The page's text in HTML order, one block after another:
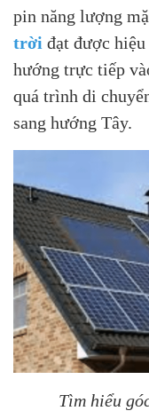
pin năng lượng
trời đạt được
hướng trực tiếp
quá trình di
sang hướng Tây.
Tìm hiểu